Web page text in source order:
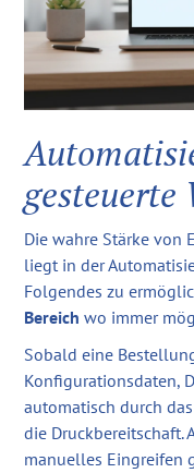
gesteuerte
Die wahre Stärke von
liegt in der
Folgendes zu
Bereich wo immer
Sobald eine
Konfigurationsdaten,
automatisch durch
die Druckbereitschaft.
manuelles Eingreifen